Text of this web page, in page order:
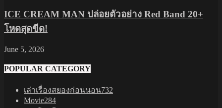
ICE CREAM MAN ปล่อยตัวอย่าง Red Band 20+
โหดสุดขีด!
June 5, 2026
POPULAR CATEGORY
เล่าเรื่องสยองก่อนนอน732
Movie284